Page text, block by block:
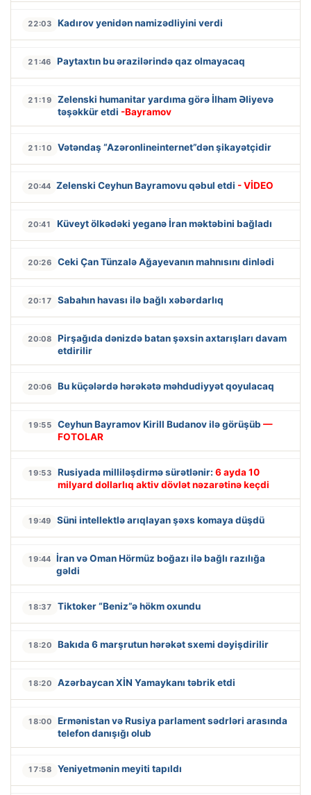
22:03 Kadırov yenidən namizədliyini verdi
21:46 Paytaxtın bu ərazilərində qaz olmayacaq
21:19
Zelenski humanitar yardıma görə İlham Əliyevə
təşəkkür etdi -Bayramov
21:10 Vətəndaş “Azəronlineinternet”dən şikayətçidir
20:44 Zelenski Ceyhun Bayramovu qəbul etdi - VİDEO
20:41 Küveyt ölkədəki yeganə İran məktəbini bağladı
20:26 Ceki Çan Tünzalə Ağayevanın mahnısını dinlədi
20:17 Sabahın havası ilə bağlı xəbərdarlıq
20:08
Pirşağıda dənizdə batan şəxsin axtarışları davam
etdirilir
20:06 Bu küçələrdə hərəkətə məhdudiyyət qoyulacaq
19:55 Ceyhun Bayramov Kirill Budanov ilə görüşüb —
FOTOLAR
19:53 Rusiyada milliləşdirmə sürətlənir: 6 ayda 10
milyard dollarlıq aktiv dövlət nəzarətinə keçdi
19:49 Süni intellektlə arıqlayan şəxs komaya düşdü
19:44 İran və Oman Hörmüz boğazı ilə bağlı razılığa
gəldi
18:37 Tiktoker “Beniz”ə hökm oxundu
18:20 Bakıda 6 marşrutun hərəkət sxemi dəyişdirilir
18:20 Azərbaycan XİN Yamaykanı təbrik etdi
18:00
Ermənistan və Rusiya parlament sədrləri arasında
telefon danışığı olub
17:58 Yeniyetmənin meyiti tapıldı